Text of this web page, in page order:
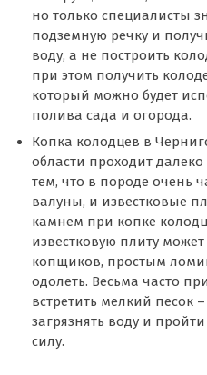
но только специалисты
подземную речку и
воду, а не построить
при этом получить
который можно будет
полива сада и огорода.
Копка колодцев в
области проходит далеко
тем, что в породе очень
валуны, и известковые
камнем при копке
известковую плиту
копщиков, простым
одолеть. Весьма часто
встретить мелкий песок
загрязнять воду и
силу.